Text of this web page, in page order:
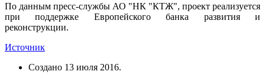
По данным пресс-службы АО "НК "КТЖ", проект реализуется
при поддержке Европейского банка развития и
реконструкции.
Источник
Создано 13 июля 2016.